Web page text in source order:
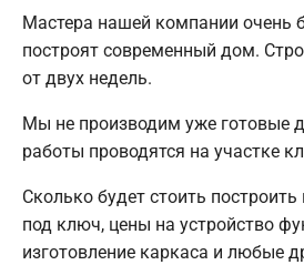
Мастера нашей компании очень
построят современный дом.
от двух недель.
Мы не производим уже готовые
работы проводятся на участке
Сколько будет стоить
под ключ, цены на устройство
изготовление каркаса и любые